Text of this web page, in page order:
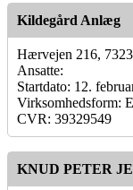
Kildegård Anlæg
Hærvejen 216,
Ansatte:
Startdato: 12.
Virksomhedsform:
CVR: 39329549
KNUD PETER